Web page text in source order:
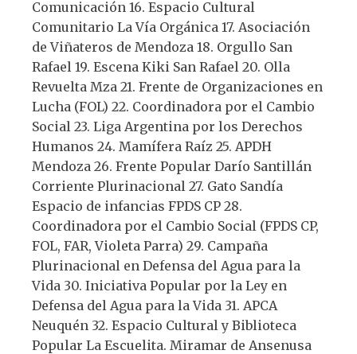
Comunicación 16. Espacio Cultural
Comunitario La Vía Orgánica 17. Asociación
de Viñateros de Mendoza 18. Orgullo San
Rafael 19. Escena Kiki San Rafael 20. Olla
Revuelta Mza 21. Frente de Organizaciones en
Lucha (FOL) 22. Coordinadora por el Cambio
Social 23. Liga Argentina por los Derechos
Humanos 24. Mamífera Raíz 25. APDH
Mendoza 26. Frente Popular Darío Santillán
Corriente Plurinacional 27. Gato Sandía
Espacio de infancias FPDS CP 28.
Coordinadora por el Cambio Social (FPDS CP,
FOL, FAR, Violeta Parra) 29. Campaña
Plurinacional en Defensa del Agua para la
Vida 30. Iniciativa Popular por la Ley en
Defensa del Agua para la Vida 31. APCA
Neuquén 32. Espacio Cultural y Biblioteca
Popular La Escuelita. Miramar de Ansenusa